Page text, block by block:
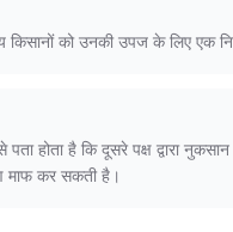
को उनकी उपज के लिए एक
होता है कि दूसरे पक्ष द्वारा
माफ कर सकती है।